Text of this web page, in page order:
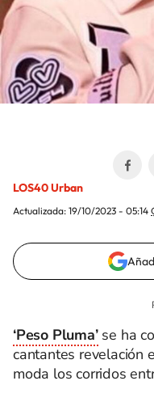
LOS40 Urban
Actualizada: 19/10/2023 - 05:14
‘Peso Pluma’se ha
cantantes revelación
moda los corridos